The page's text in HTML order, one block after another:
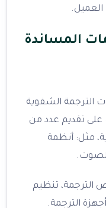
العميل.
المساندة
الترجمة الشفوية
على تقديم عدد من
مثل: أنظمة
الترجمة، تنظيم
الترجمة.